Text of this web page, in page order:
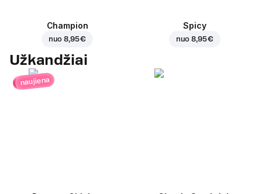
Champion
nuo8,95 €
Spicy
nuo8,95 €
Užkandžiai
naujiena